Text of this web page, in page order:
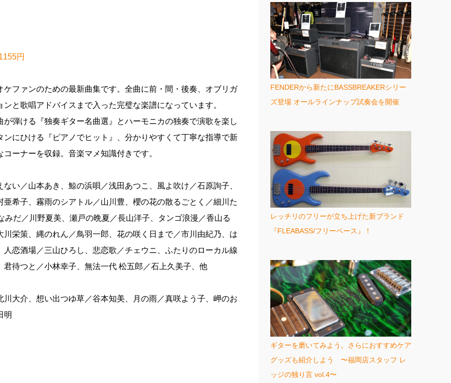
円
ファンのための最新曲集です。全曲に前・間・後奏、オブリガ
と歌唱アドバイスまで入った完璧な楽譜になっています。
弾ける『独奏ギター名曲選』とハーモニカの独奏で演歌を楽し
にひける『ピアノでヒット』、分かりやすくて丁寧な指導で新
ーナーを収録。音楽マメ知識付きです。
い／山本あき、鯨の浜唄／浅田あつこ、風よ吹け／石原詢子、
希子、霧雨のシアトル／山川豊、櫻の花の散るごとく／細川た
だ／川野夏美、瀬戸の晩夏／長山洋子、タンゴ浪漫／香山る
栄策、縄のれん／鳥羽一郎、花の咲く日まで／市川由紀乃、は
恋酒場／三山ひろし、悲恋歌／チェウニ、ふたりのローカル線
待つと／小林幸子、無法一代 松五郎／石上久美子、他
大介、想い出つゆ草／谷本知美、月の雨／真咲よう子、岬のお
明
FENDERから新たにBASSBREAKERシリー
ズ登場 オールラインナップ試奏会を開催
レッチリのフリーが立ち上げた新ブランド
『FLEABASS/フリーベース』！
ギターを磨いてみよう。さらにおすすめケア
グッズも紹介しよう 〜福岡店スタッフ レ
ッジの独り言 vol.4〜